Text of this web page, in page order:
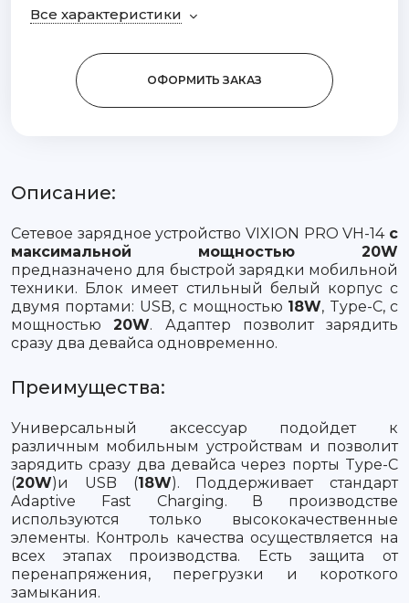
Все характеристики
ОФОРМИТЬ ЗАКАЗ
Описание:
Сетевое зарядное устройство VIXION PRO VH-14 с
максимальной мощностью 20W
предназначено для быстрой зарядки мобильной
техники. Блок имеет стильный белый корпус с
двумя портами: USB, с мощностью 18W, Type-C, с
мощностью20W. Адаптер позволит зарядить
сразу два девайса одновременно.
Преимущества:
Универсальный аксессуар подойдет к
различным мобильным устройствам и позволит
зарядить сразу два девайса через порты Type-C
(20W)и USB (18W). Поддерживает стандарт
Adaptive Fast Charging. В производстве
используются только высококачественные
элементы. Контроль качества осуществляется на
всех этапах производства. Есть защита от
перенапряжения, перегрузки и короткого
замыкания.